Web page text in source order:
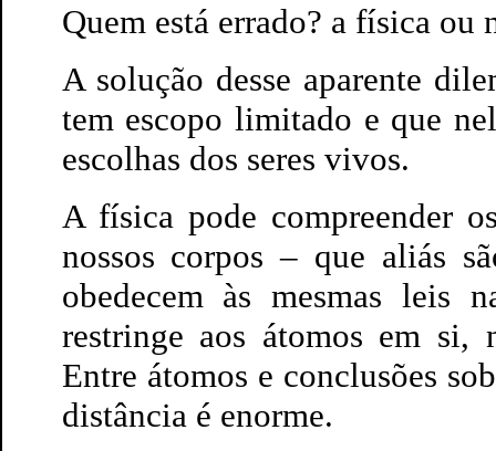
Quem está errado? a física ou
A solução desse aparente
tem escopo limitado e que
escolhas dos seres vivos.
A física pode compreender
nossos corpos – que aliás
obedecem às mesmas leis
restringe aos átomos em si,
Entre átomos e conclusões
distância é enorme.